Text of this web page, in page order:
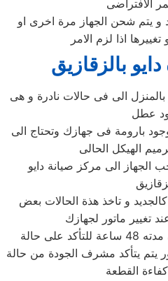
الافتراضى
و يتم شحن الجهاز مرة اخرى او
اذا لزم الامر
بالزقازيق
بالمنزل الى فى حالات نادرة و هى
عطل
بارومة فى جهازك وتحتاج الى
الهيكل الحالى
الجهاز الى مركز صيانة دايو
كالجديد و تاخذ هذة الحالات بعض
تغيير ماتور لجهازك
يتم عمل اختبار للجهاز تكون مدته 48 ساعة للتأكد على حالة
يتم يتأكد مشرف الجودة من حالة
القطعة